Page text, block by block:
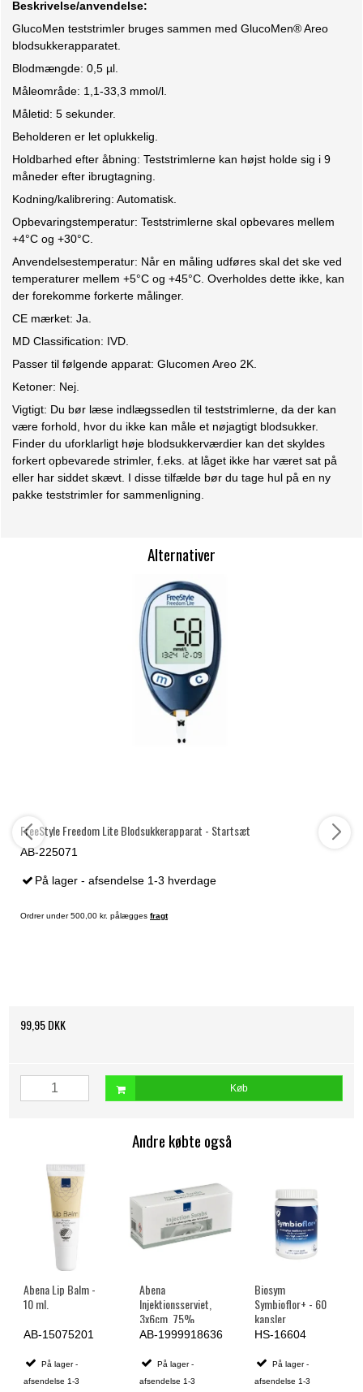
Beskrivelse/anvendelse:
GlucoMen teststrimler bruges sammen med GlucoMen® Areo
blodsukkerapparatet.
Blodmængde: 0,5 µl.
Måleområde: 1,1-33,3 mmol/l.
Måletid: 5 sekunder.
Beholderen er let oplukkelig.
Holdbarhed efter åbning: Teststrimlerne kan højst holde sig i 9
måneder efter ibrugtagning.
Kodning/kalibrering: Automatisk.
Opbevaringstemperatur: Teststrimlerne skal opbevares mellem
+4°C og +30°C.
Anvendelsestemperatur: Når en måling udføres skal det ske ved
temperaturer mellem +5°C og +45°C. Overholdes dette ikke, kan
der forekomme forkerte målinger.
CE mærket: Ja.
MD Classification: IVD.
Passer til følgende apparat: Glucomen Areo 2K.
Ketoner: Nej.
Vigtigt: Du bør læse indlægssedlen til teststrimlerne, da der kan
være forhold, hvor du ikke kan måle et nøjagtigt blodsukker.
Finder du uforklarligt høje blodsukkerværdier kan det skyldes
forkert opbevarede strimler, f.eks. at låget ikke har været sat på
eller har siddet skævt. I disse tilfælde bør du tage hul på en ny
pakke teststrimler for sammenligning.
Alternativer
FreeStyle Freedom Lite Blodsukkerapparat - Startsæt
AB-225071
På lager - afsendelse 1-3 hverdage
Ordrer under 500,00 kr. pålægges fragt
99,95 DKK
Køb
Andre købte også
Abena Lip Balm -
10 ml.
AB-15075201
På lager -
afsendelse 1-3
Abena
Injektionsserviet,
3x6cm, 75%
ethanol,
stk.
AB-1999918636
På lager -
afsendelse 1-3
Biosym
Symbioflor+ - 60
kapsler
HS-16604
På lager -
afsendelse 1-3